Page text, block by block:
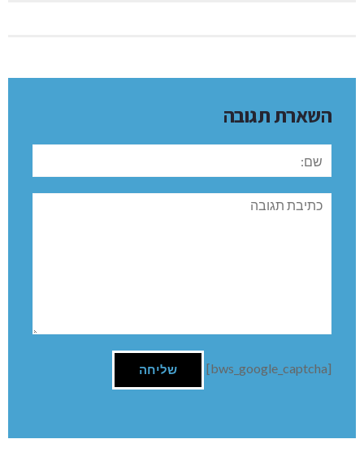
השארת תגובה
שם:
תגובה
[bws_google_captcha]